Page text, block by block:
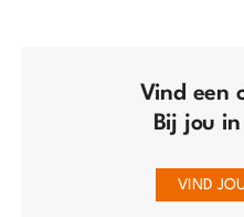
Vind een
Bij jou
VIND